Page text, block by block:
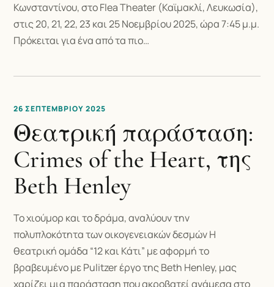
Κωνσταντίνου, στο Flea Theater (Καϊμακλί, Λευκωσία),
στις 20, 21, 22, 23 και 25 Νοεμβρίου 2025, ώρα 7:45 μ.μ.
Πρόκειται για ένα από τα πιο…
26 ΣΕΠΤΕΜΒΡΊΟΥ 2025
Θεατρική παράσταση:
Crimes of the Heart, της
Beth Henley
Το χιούμορ και το δράμα, αναλύουν την
πολυπλοκότητα των οικογενειακών δεσμών Η
θεατρική ομάδα “12 και Κάτι” με αφορμή το
βραβευμένο με Pulitzer έργο της Beth Henley, μας
χαρίζει μια παράσταση που ακροβατεί ανάμεσα στο